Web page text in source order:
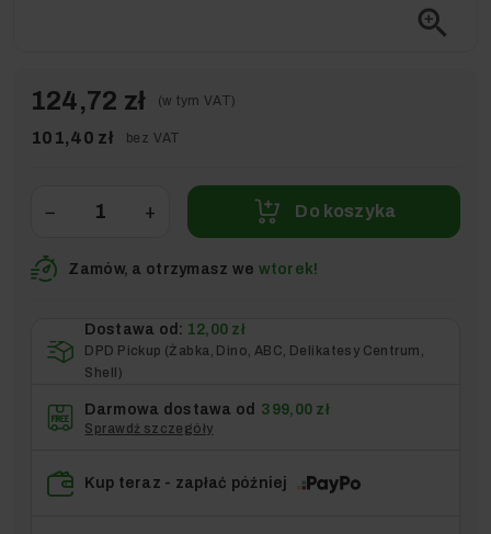
zoom_in
124,72 zł (w tym VAT)
101,40 zł bez VAT
− + Do koszyka
Zamów, a otrzymasz we wtorek!
Dostawa od: 12,00 zł
DPD Pickup (Żabka, Dino, ABC, Delikatesy Centrum,
Shell)
Darmowa dostawa od 399,00 zł
Sprawdź szczegóły
Kup teraz - zapłać później